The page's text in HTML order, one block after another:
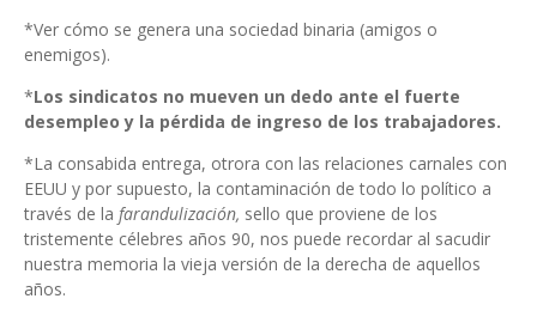
*Ver cómo se genera una sociedad binaria (amigos o
enemigos).
*Los sindicatos no mueven un dedo ante el fuerte
desempleo y la pérdida de ingreso de los trabajadores.
*La consabida entrega, otrora con las relaciones carnales con
EEUU y por supuesto, la contaminación de todo lo político a
través de la farandulización, sello que proviene de los
tristemente célebres años 90, nos puede recordar al sacudir
nuestra memoria la vieja versión de la derecha de aquellos
años.